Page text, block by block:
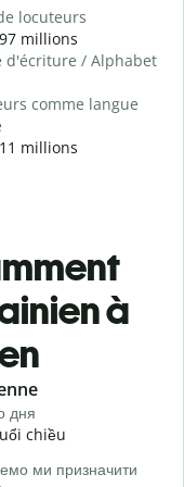
locuteurs
millions
d'écriture / Alphabet
comme langue
millions
à
дня
chiều
ми призначити